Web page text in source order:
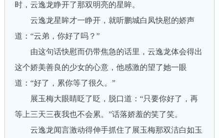
时，云逸龙睁开了那双明亮的星眸。
云逸龙星眸才一睁开，就听鹏城白凤快慰的娇声
道：“云弟，你好了吗？”
由这句话快慰而仍带焦急的话里，云逸龙体会得出
这个娇美善良的少女的心意，他感激的望了她一眼
道：“好了，累你等了很久。”
展玉梅大眼睛眨了眨，脱口道：“只要你好了，再
等上三天三夜我也不会累。”话落娇羞的笑了笑。
云逸龙闻言激动得伸手抓住了展玉梅那双洁白如玉